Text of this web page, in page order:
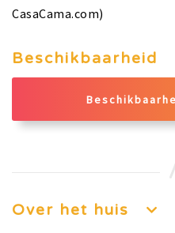
CasaCama.com)
Beschikbaarheid
Over het huis